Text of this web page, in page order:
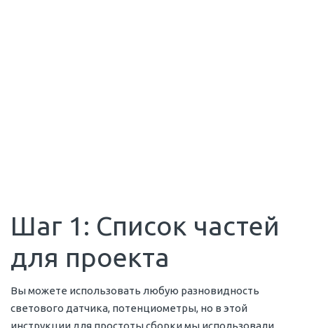
Шаг 1: Список частей
для проекта
Вы можете использовать любую разновидность
светового датчика, потенциометры, но в этой